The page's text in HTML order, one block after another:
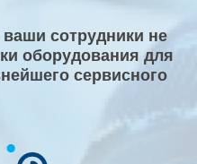
сотрудники не
оборудования для
сервисного